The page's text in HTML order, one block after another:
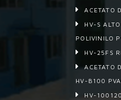
ACETATO
HV-S
POLIVINILO
HV-25FS
ACETATO
HV-B100
HV-